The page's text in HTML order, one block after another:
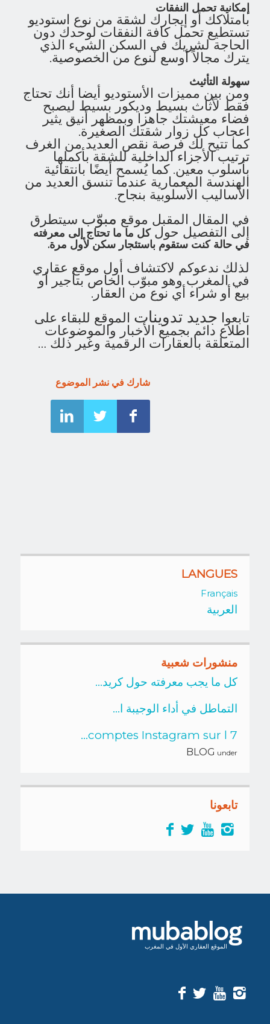
إمكانية تحمل النفقات
بامتلاكك أو إيجارك لشقة من نوع استوديو
تستطيع تحمل كافة النفقات لوحدك دون
الحاجة لشريك في السكن الشيء الذي
يترك مجالاً أوسع لنوع من الخصوصية.
سهولة التأثيث
ومن بين مميزات الأستوديو أيضا أنك تحتاج
فقط لأثاث بسيط وديكور بسيط ليصبح
فضاء معيشتك جاهزا وبمظهر أنيق يثير
اعجاب كل زوار شقتك الصغيرة.
كما تتيح لك فرصة نقص العديد من الغرف
ترتيب الأجزاء الداخلية للشقة بأكملها
بأسلوب معين. كما يُسمح أيضًا بانتقائية
الهندسة المعمارية عندما تنسق العديد من
الأساليب الأسلوبية بنجاح.
في المقال المقبل موقع مبوّب سيتطرق
إلى التفصيل حولكل ما ما تحتاج إلى معرفته
في حالة كنت ستقوم باستئجار سكن لأول مرة.
لذلك ندعوكم لاكتشاف أول موقع عقاري
في المغرب وهو مبوّب الخاص بتأجير أو
بيع أو شراء أي نوع من العقار.
تابعوا جديد تدوينات الموقع للبقاء على
اطلاع دائم بجميع الأخبار والموضوعات
المتعلقة بالعقارات الرقمية وغير ذلك …
شارك في نشر الموضوع
LANGUES
Français
العربية
منشورات شعبية
كل ما يجب معرفته حول كريد...
التماطل في أداء الوجيبة ا...
7 comptes Instagram sur l...
under
BLOG
تابعونا
الموقع العقاري الأول في المغرب